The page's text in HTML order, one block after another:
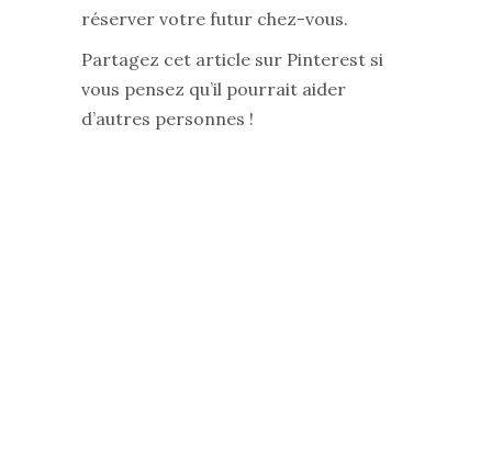
réserver votre futur chez-vous.
Partagez cet article sur Pinterest si
vous pensez qu’il pourrait aider
d’autres personnes !